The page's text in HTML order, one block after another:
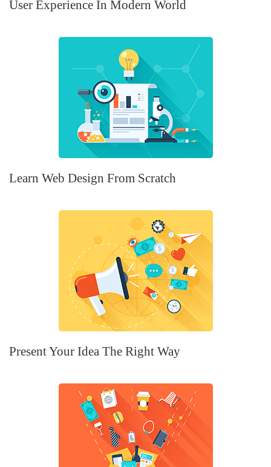
User Experience In Modern World
Learn Web Design From Scratch
Present Your Idea The Right Way